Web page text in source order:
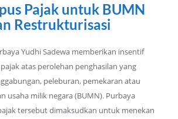
Pajak untuk BUMN
Restrukturisasi
Yudhi Sadewa memberikan insentif
atas perolehan penghasilan yang
peleburan, pemekaran atau
usaha milik negara (BUMN). Purbaya
tersebut dimaksudkan untuk menekan